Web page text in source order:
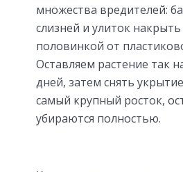
множества вредителей:
слизней и улиток
половинкой от
Оставляем растение так
дней, затем снять
самый крупный росток,
убираются полностью.